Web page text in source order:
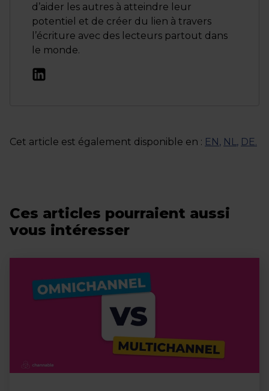
d’aider les autres à atteindre leur
potentiel et de créer du lien à travers
l’écriture avec des lecteurs partout dans
le monde.
Cet article est également disponible en : EN , NL, DE.
Ces articles pourraient aussi
vous intéresser